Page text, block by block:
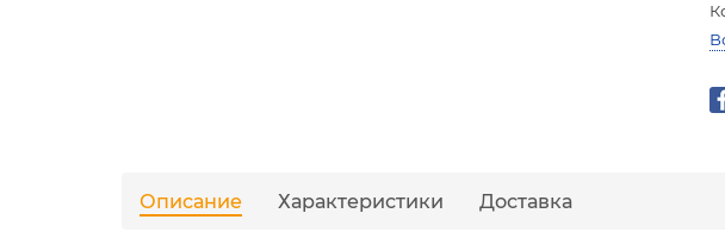
Описание Характеристики Доставка